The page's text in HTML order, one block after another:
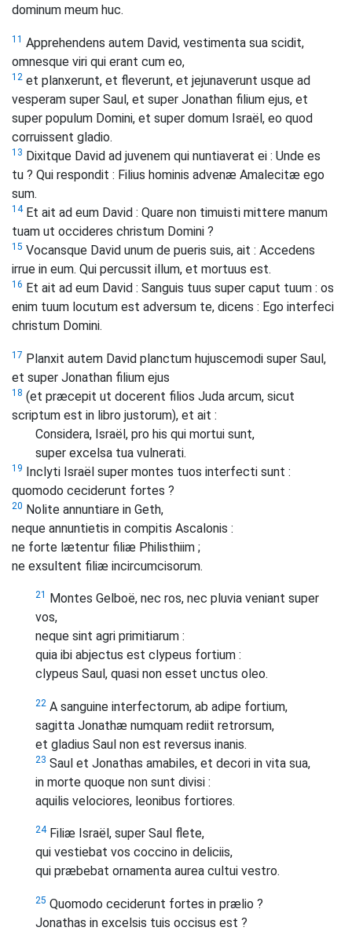
dominum meum huc.
11 Apprehendens autem David, vestimenta sua scidit,
omnesque viri qui erant cum eo,
12 et planxerunt, et fleverunt, et jejunaverunt usque ad
vesperam super Saul, et super Jonathan filium ejus, et
super populum Domini, et super domum Israël, eo quod
corruissent gladio.
13 Dixitque David ad juvenem qui nuntiaverat ei : Unde es
tu ? Qui respondit : Filius hominis advenæ Amalecitæ ego
sum.
14Et ait ad eum David : Quare non timuisti mittere manum
tuam ut occideres christum Domini ?
15 Vocansque David unum de pueris suis, ait : Accedens
irrue in eum. Qui percussit illum, et mortuus est.
16 Et ait ad eum David : Sanguis tuus super caput tuum : os
enim tuum locutum est adversum te, dicens : Ego interfeci
christum Domini.
17 Planxit autem David planctum hujuscemodi super Saul,
et super Jonathan filium ejus
18 (et præcepit ut docerent filios Juda arcum, sicut
scriptum est in libro justorum), et ait :
Considera, Israël, pro his qui mortui sunt,
super excelsa tua vulnerati.
19 Inclyti Israël super montes tuos interfecti sunt :
quomodo ceciderunt fortes ?
20 Nolite annuntiare in Geth,
neque annuntietis in compitis Ascalonis :
ne forte lætentur filiæ Philisthiim ;
ne exsultent filiæ incircumcisorum.
21 Montes Gelboë, nec ros, nec pluvia veniant super
vos,
neque sint agri primitiarum :
quia ibi abjectus est clypeus fortium :
clypeus Saul, quasi non esset unctus oleo.
22 A sanguine interfectorum, ab adipe fortium,
sagitta Jonathæ numquam rediit retrorsum,
et gladius Saul non est reversus inanis.
23 Saul et Jonathas amabiles, et decori in vita sua,
in morte quoque non sunt divisi :
aquilis velociores, leonibus fortiores.
24Filiæ Israël, super Saul flete,
qui vestiebat vos coccino in deliciis,
qui præbebat ornamenta aurea cultui vestro.
25 Quomodo ceciderunt fortes in prælio ?
Jonathas in excelsis tuis occisus est ?